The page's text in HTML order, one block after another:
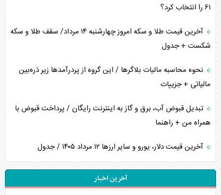
۶۱ را انتخاب کرد؟
آخرین قیمت طلا و سکه امروز چهارشنبه ۱۴ مرداد/ سقف طلا و سکه
شکست + جدول
نحوه محاسبه مالیات بلاگر‌ها / این گروه از پردرآمد‌ها زیر ذره‌بین
مالیاتی + جزییات
تبدیل قبوض آب، برق و گاز به اینترنت رایگان / پرداخت قبوض با
همراه من + راهنما
آخرین قیمت دلار، یورو و سایر ارز‌ها ۱۲ مرداد ۱۴۰۵ / جدول
آخرین اخبار